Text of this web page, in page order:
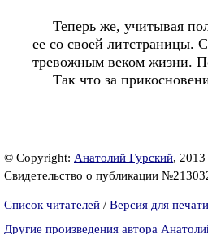
Теперь же, учитывая
ее со своей литстраницы.
тревожным веком жизни.
Так что за
© Copyright: Анатолий Гурский, 2013
Свидетельство о публикации
Список читателей / Версия для печати
Другие произведения автора